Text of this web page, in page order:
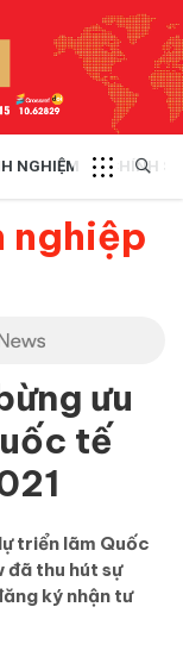
NGHIỆM CHÍNH
nghiệp
ưu
tế
triển lãm Quốc
đã thu hút sự
ký nhận tư